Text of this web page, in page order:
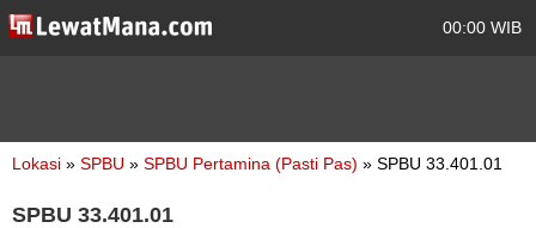
00:00 WIB
Lokasi » SPBU » SPBU Pertamina (Pasti Pas) » SPBU 33.401.01
SPBU 33.401.01